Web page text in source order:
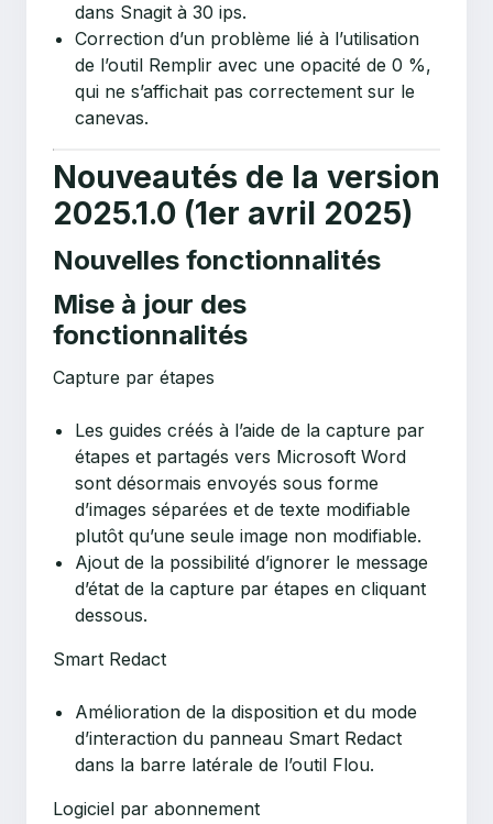
dans Snagit à 30 ips.
Correction d’un problème lié à l’utilisation
de l’outil Remplir avec une opacité de 0 %,
qui ne s’affichait pas correctement sur le
canevas.
Nouveautés de la version
2025.1.0 (1er avril 2025)
Nouvelles fonctionnalités
Mise à jour des
fonctionnalités
Capture par étapes
Les guides créés à l’aide de la capture par
étapes et partagés vers Microsoft Word
sont désormais envoyés sous forme
d’images séparées et de texte modifiable
plutôt qu’une seule image non modifiable.
Ajout de la possibilité d’ignorer le message
d’état de la capture par étapes en cliquant
dessous.
Smart Redact
Amélioration de la disposition et du mode
d’interaction du panneau Smart Redact
dans la barre latérale de l’outil Flou.
Logiciel par abonnement